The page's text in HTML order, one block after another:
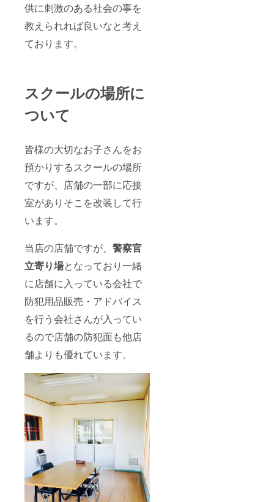
供に刺激のある社会の事を
教えられれば良いなと考え
ております。
スクールの場所に
ついて
皆様の大切なお子さんをお
預かりするスクールの場所
ですが、店舗の一部に応接
室がありそこを改装して行
います。
当店の店舗ですが、 警察官
立寄り場となっており一緒
に店舗に入っている会社で
防犯用品販売・アドバイス
を行う会社さんが入ってい
るので店舗の防犯面も他店
舗よりも優れています。